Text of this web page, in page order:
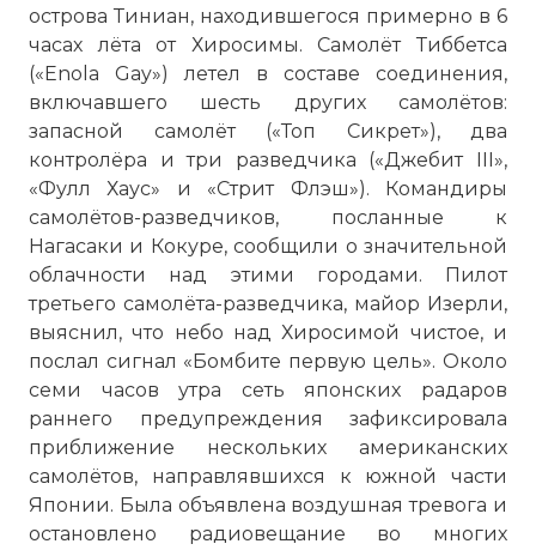
острова Тиниан, находившегося примерно в 6
часах лёта от Хиросимы. Самолёт Тиббетса
(«Enola Gay») летел в составе соединения,
включавшего шесть других самолётов:
запасной самолёт («Топ Сикрет»), два
контролёра и три разведчика («Джебит III»,
«Фулл Хаус» и «Стрит Флэш»). Командиры
самолётов-разведчиков, посланные к
Нагасаки и Кокуре, сообщили о значительной
облачности над этими городами. Пилот
третьего самолёта-разведчика, майор Изерли,
выяснил, что небо над Хиросимой чистое, и
послал сигнал «Бомбите первую цель». Около
семи часов утра сеть японских радаров
раннего предупреждения зафиксировала
приближение нескольких американских
самолётов, направлявшихся к южной части
Японии. Была объявлена воздушная тревога и
остановлено радиовещание во многих